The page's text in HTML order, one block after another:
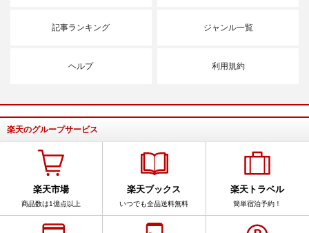
記事ランキング ジャンル一覧
ヘルプ 利用規約
楽天のグループサービス
楽天市場
商品数は1億点以上
楽天ブックス
いつでも全品送料無料
楽天トラベル
簡単宿泊予約！